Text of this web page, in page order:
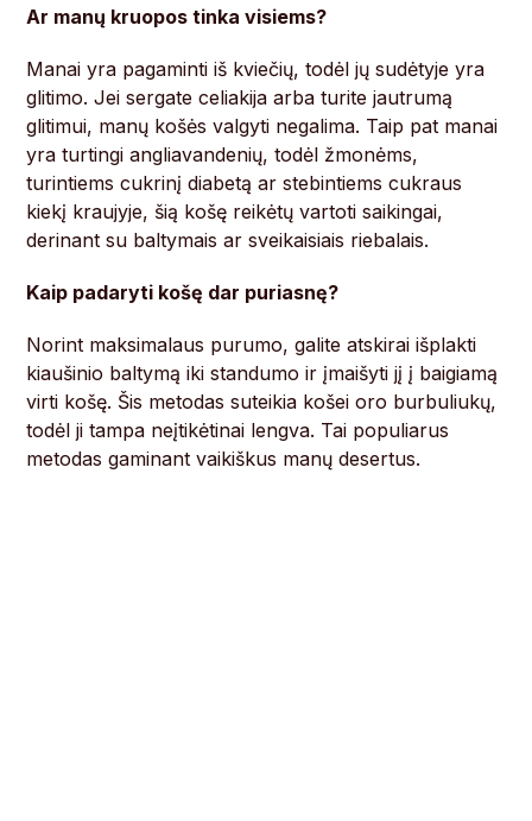
Ar manų kruopos tinka visiems?
Manai yra pagaminti iš kviečių, todėl jų sudėtyje yra
glitimo. Jei sergate celiakija arba turite jautrumą
glitimui, manų košės valgyti negalima. Taip pat manai
yra turtingi angliavandenių, todėl žmonėms,
turintiems cukrinį diabetą ar stebintiems cukraus
kiekį kraujyje, šią košę reikėtų vartoti saikingai,
derinant su baltymais ar sveikaisiais riebalais.
Kaip padaryti košę dar puriasnę?
Norint maksimalaus purumo, galite atskirai išplakti
kiaušinio baltymą iki standumo ir įmaišyti jį į baigiamą
virti košę. Šis metodas suteikia košei oro burbuliukų,
todėl ji tampa neįtikėtinai lengva. Tai populiarus
metodas gaminant vaikiškus manų desertus.